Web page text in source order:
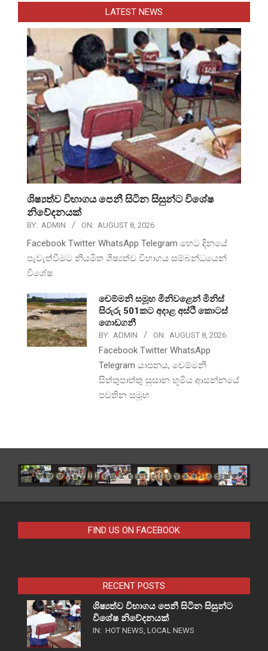
LATEST NEWS
ශිෂ්‍යත්ව විභාගය පෙනී සිටින සිසුන්ට විශේෂ
නිවේදනයක්
BY: ADMIN ON: AUGUST 8, 2026
Facebook Twitter WhatsApp Telegram හෙට දිනයේ
පැවැත්වීමට නියමිත ශිෂ්‍යත්ව විභාගය සම්බන්ධයෙන්
විශේෂ
චෙම්මනි සමූහ මිනිවළෙන් මිනිස්
සිරුරු 501කට අදාළ අස්ථි කොටස්
ගොඩගනී
BY: ADMIN ON: AUGUST 8, 2026
Facebook Twitter WhatsApp
Telegram යාපනය, චෙම්මනි
සිත්තුපාත්තු සුසාන භූමිය ආසන්නයේ
පවතින සමූහ
FIND US ON FACEBOOK
RECENT POSTS
ශිෂ්‍යත්ව විභාගය පෙනී සිටින සිසුන්ට
විශේෂ නිවේදනයක්
IN: HOT NEWS, LOCAL NEWS